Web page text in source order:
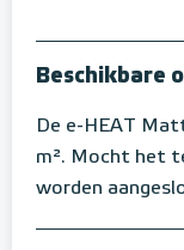
Beschikbare
De e-HEAT
m². Mocht het
worden